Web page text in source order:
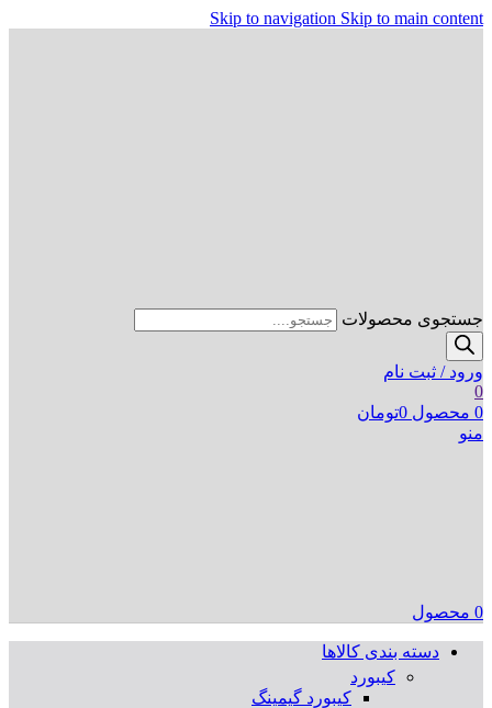
Skip to navigation Skip to main content
جستجوی محصولات
ورود / ثبت نام
0
0 محصول 0تومان
منو
0 محصول
دسته بندی کالاها
کیبورد
کیبورد گیمینگ